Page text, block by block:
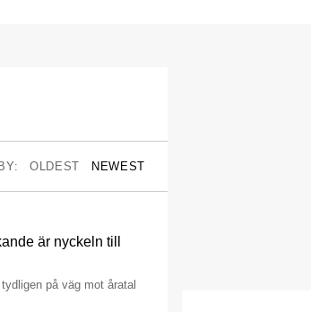
OLDEST NEWEST
är nyckeln till
på väg mot åratal